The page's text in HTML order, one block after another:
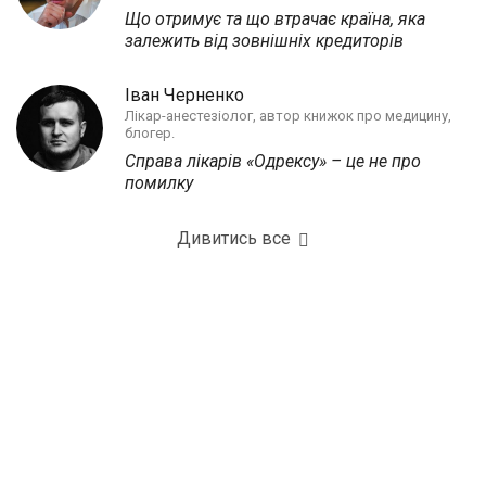
Що отримує та що втрачає країна, яка
залежить від зовнішніх кредиторів
Іван Черненко
Лікар-анестезіолог, автор книжок про медицину,
блогер.
Справа лікарів «Одрексу» – це не про
помилку
Дивитись все